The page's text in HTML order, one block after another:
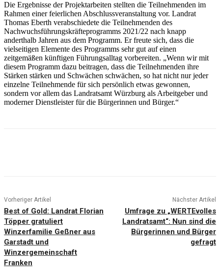
Die Ergebnisse der Projektarbeiten stellten die Teilnehmenden im
Rahmen einer feierlichen Abschlussveranstaltung vor. Landrat
Thomas Eberth verabschiedete die Teilnehmenden des
Nachwuchsführungskräfteprogramms 2021/22 nach knapp
anderthalb Jahren aus dem Programm. Er freute sich, dass die
vielseitigen Elemente des Programms sehr gut auf einen
zeitgemäßen künftigen Führungsalltag vorbereiten. „Wenn wir mit
diesem Programm dazu beitragen, dass die Teilnehmenden ihre
Stärken stärken und Schwächen schwächen, so hat nicht nur jeder
einzelne Teilnehmende für sich persönlich etwas gewonnen,
sondern vor allem das Landratsamt Würzburg als Arbeitgeber und
moderner Dienstleister für die Bürgerinnen und Bürger.“
Vorheriger Artikel
Best of Gold: Landrat Florian
Töpper gratuliert
Winzerfamilie Geßner aus
Garstadt und
Winzergemeinschaft
Franken
Nächster Artikel
Umfrage zu „WERTEvolles
Landratsamt“: Nun sind die
Bürgerinnen und Bürger
gefragt